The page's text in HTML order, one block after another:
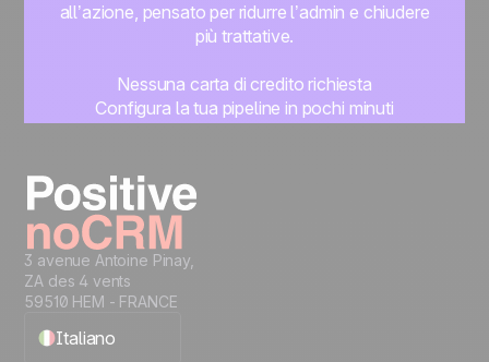
all’azione, pensato per ridurre l’admin e chiudere
più trattative.
Nessuna carta di credito richiesta
Configura la tua pipeline in pochi minuti
3 avenue Antoine Pinay,
ZA des 4 vents
59510 HEM - FRANCE
Italiano